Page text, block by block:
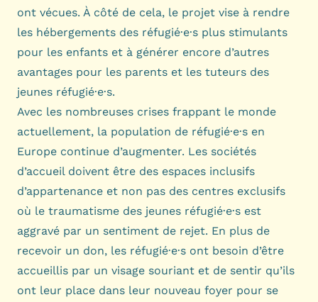
ont vécues. À côté de cela, le projet vise à rendre
les hébergements des réfugié·e·s plus stimulants
pour les enfants et à générer encore d’autres
avantages pour les parents et les tuteurs des
jeunes réfugié·e·s.
Avec les nombreuses crises frappant le monde
actuellement, la population de réfugié·e·s en
Europe continue d’augmenter. Les sociétés
d’accueil doivent être des espaces inclusifs
d’appartenance et non pas des centres exclusifs
où le traumatisme des jeunes réfugié·e·s est
aggravé par un sentiment de rejet. En plus de
recevoir un don, les réfugié·e·s ont besoin d’être
accueillis par un visage souriant et de sentir qu’ils
ont leur place dans leur nouveau foyer pour se